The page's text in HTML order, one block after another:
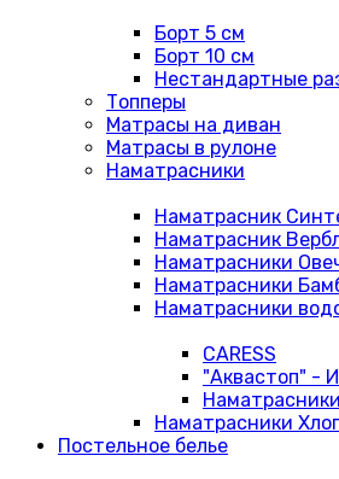
Борт 5 см
Борт 10 см
Нестандартные
Топперы
Матрасы на диван
Матрасы в рулоне
Наматрасники
Наматрасник
Наматрасник
Наматрасники
Наматрасники
Наматрасники
CARESS
"Аквастоп" -
Наматрасники
Постельное белье